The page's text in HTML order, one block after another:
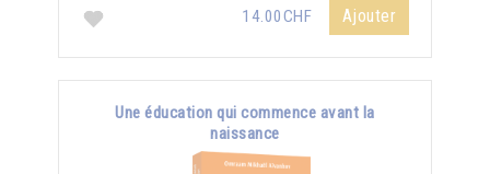
14.00CHF
Ajouter
Une éducation qui commence avant la
naissance